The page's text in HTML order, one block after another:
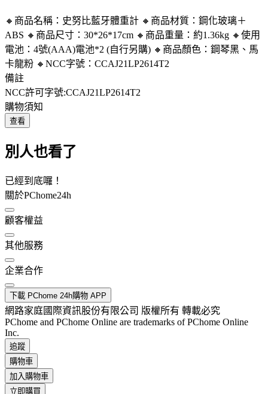
🔸商品名稱：史努比藍牙體重計 🔸商品材質：鋼化玻璃＋
ABS 🔸商品尺寸：30*26*17cm 🔸商品重量：約1.36kg 🔸使用
電池：4號(AAA)電池*2 (自行另購) 🔸商品顏色：鋼琴黑、馬
卡龍粉 🔸NCC字號：CCAJ21LP2614T2
備註
NCC許可字號:CCAJ21LP2614T2
購物須知
查看
別人也看了
已經到底囉！
關於PChome24h
顧客權益
其他服務
企業合作
下載 PChome 24h購物 APP
網路家庭國際資訊股份有限公司 版權所有 轉載必究
PChome and PChome Online are trademarks of PChome Online
Inc.
追蹤
購物車
加入購物車
立即購買